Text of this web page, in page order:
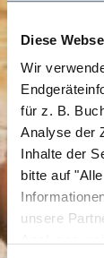
Diese
Wir
für z. B.
Analyse der
Inhalte der
bitte auf
unsere